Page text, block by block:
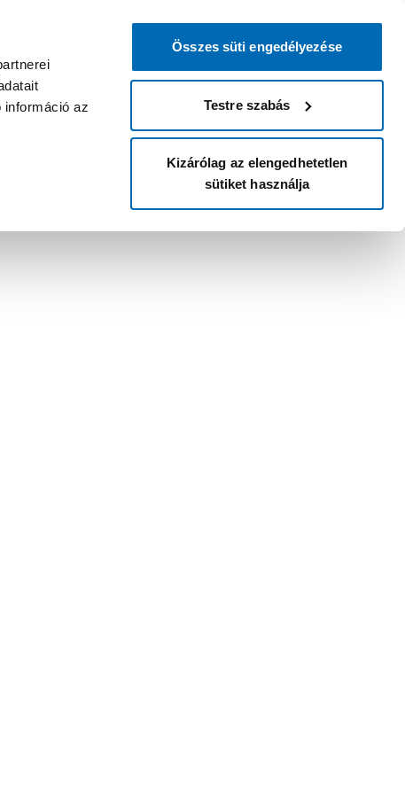
információ az
Összes süti engedélyezése
Testre szabás
Kizárólag az elengedhetetlen
sütiket használja